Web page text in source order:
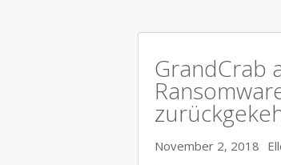
GrandCrab
November 2, 2018